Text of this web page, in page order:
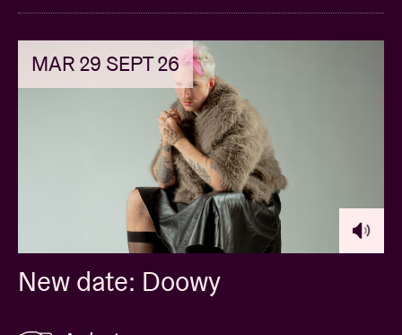
MAR 29 SEPT 26
New date: Doowy